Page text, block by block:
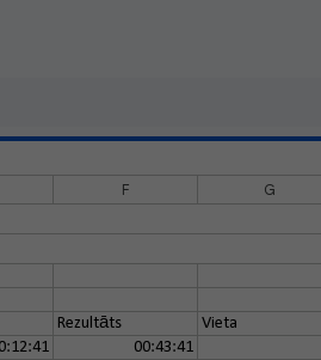
F G
Rezultāts
Vieta
00:43:41